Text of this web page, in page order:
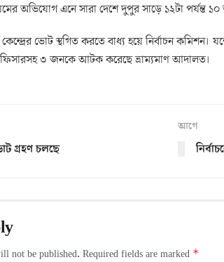
অভিযোগ এনে সারা দেশে দুপুর সাড়ে ১২টা পর্যন্ত ১০
কেন্দ্রের ভোট স্থগিত করতে বাধ্য হয়ে নির্বাচন
৩ জনকে আটক করেছে ভ্রাম্যমাণ আদালত।
গ্রহণ চলছে
আগে
not be published. Required fields are marked *